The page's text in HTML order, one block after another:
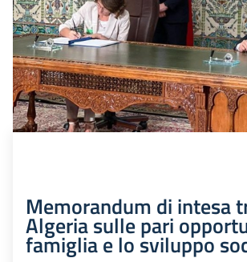
Memorandum di intesa
Algeria sulle pari
famiglia e lo sviluppo